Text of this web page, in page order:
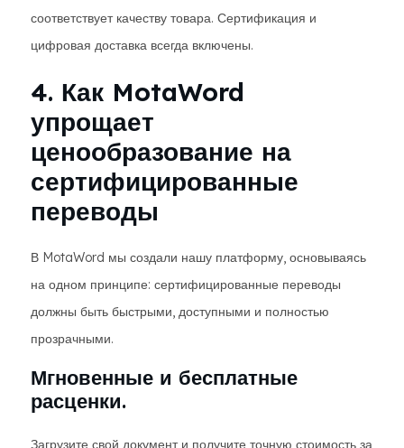
соответствует качеству товара. Сертификация и
цифровая доставка всегда включены.
4. Как MotaWord
упрощает
ценообразование на
сертифицированные
переводы
В MotaWord мы создали нашу платформу, основываясь
на одном принципе: сертифицированные переводы
должны быть быстрыми, доступными и полностью
прозрачными.
Мгновенные и бесплатные
расценки.
Загрузите свой документ и получите точную стоимость за